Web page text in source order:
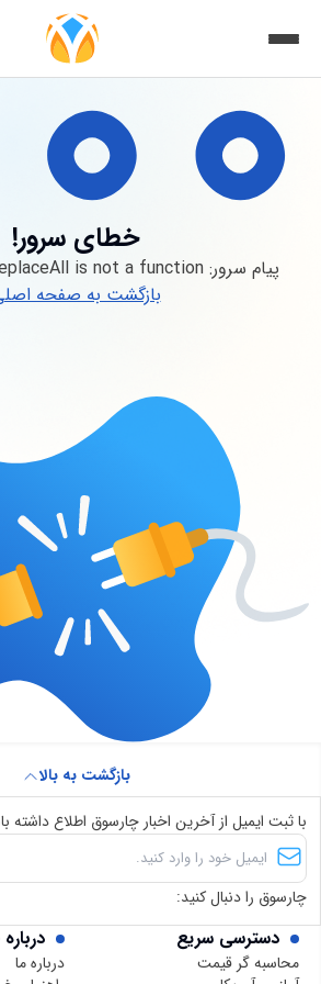
خطای سرور!
پیام سرور: is not a function
بازگشت به صفحه
دسترسی سریع
محاسبه گر قیمت
درباره ما
بازگشت به بالا
با ثبت ایمیل از آخرین اخبار چارسوق اطلاع داشته
چارسوق را دنبال کنید: